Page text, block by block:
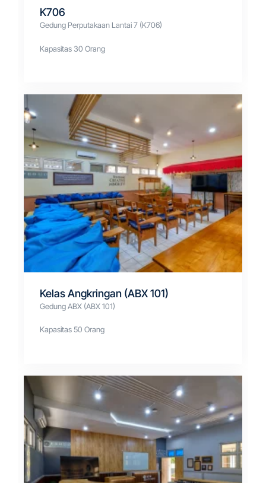
K706
Gedung Perputakaan Lantai 7 (K706)
Kapasitas 30 Orang
Kelas Angkringan (ABX 101)
Gedung ABX (ABX 101)
Kapasitas 50 Orang